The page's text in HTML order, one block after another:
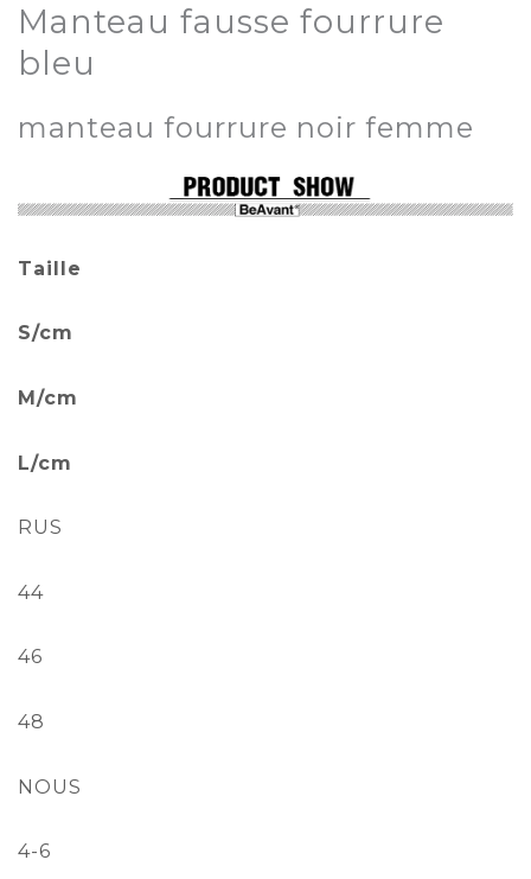
Manteau fausse fourrure
bleu
manteau fourrure noir femme
Taille
S/cm
M/cm
L/cm
RUS
44
46
48
NOUS
4-6